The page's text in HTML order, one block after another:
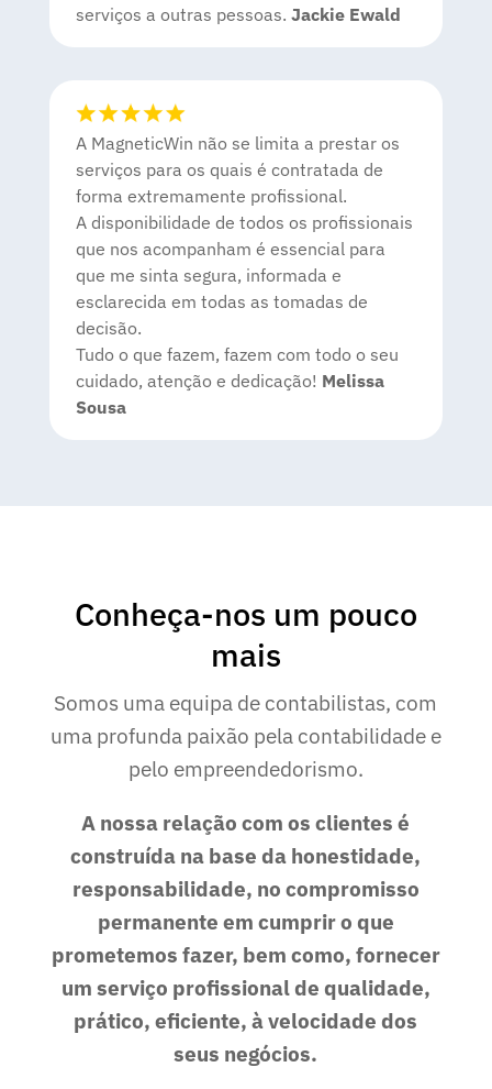
serviços a outras pessoas. Jackie Ewald
A MagneticWin não se limita a prestar os
serviços para os quais é contratada de
forma extremamente profissional.
A disponibilidade de todos os profissionais
que nos acompanham é essencial para
que me sinta segura, informada e
esclarecida em todas as tomadas de
decisão.
Tudo o que fazem, fazem com todo o seu
cuidado, atenção e dedicação! Melissa
Sousa
Conheça-nos um pouco
mais
Somos uma equipa de contabilistas, com
uma profunda paixão pela contabilidade e
pelo empreendedorismo.
A nossa relação com os clientes é
construída na base da honestidade,
responsabilidade, no compromisso
permanente em cumprir o que
prometemos fazer, bem como, fornecer
um serviço profissional de qualidade,
prático, eficiente, à velocidade dos
seus negócios.